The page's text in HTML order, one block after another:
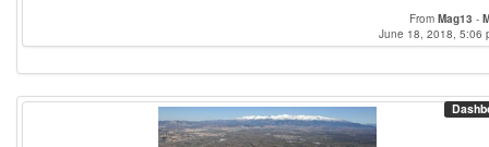
From Mag13 -
June 18, 2018, 5:06